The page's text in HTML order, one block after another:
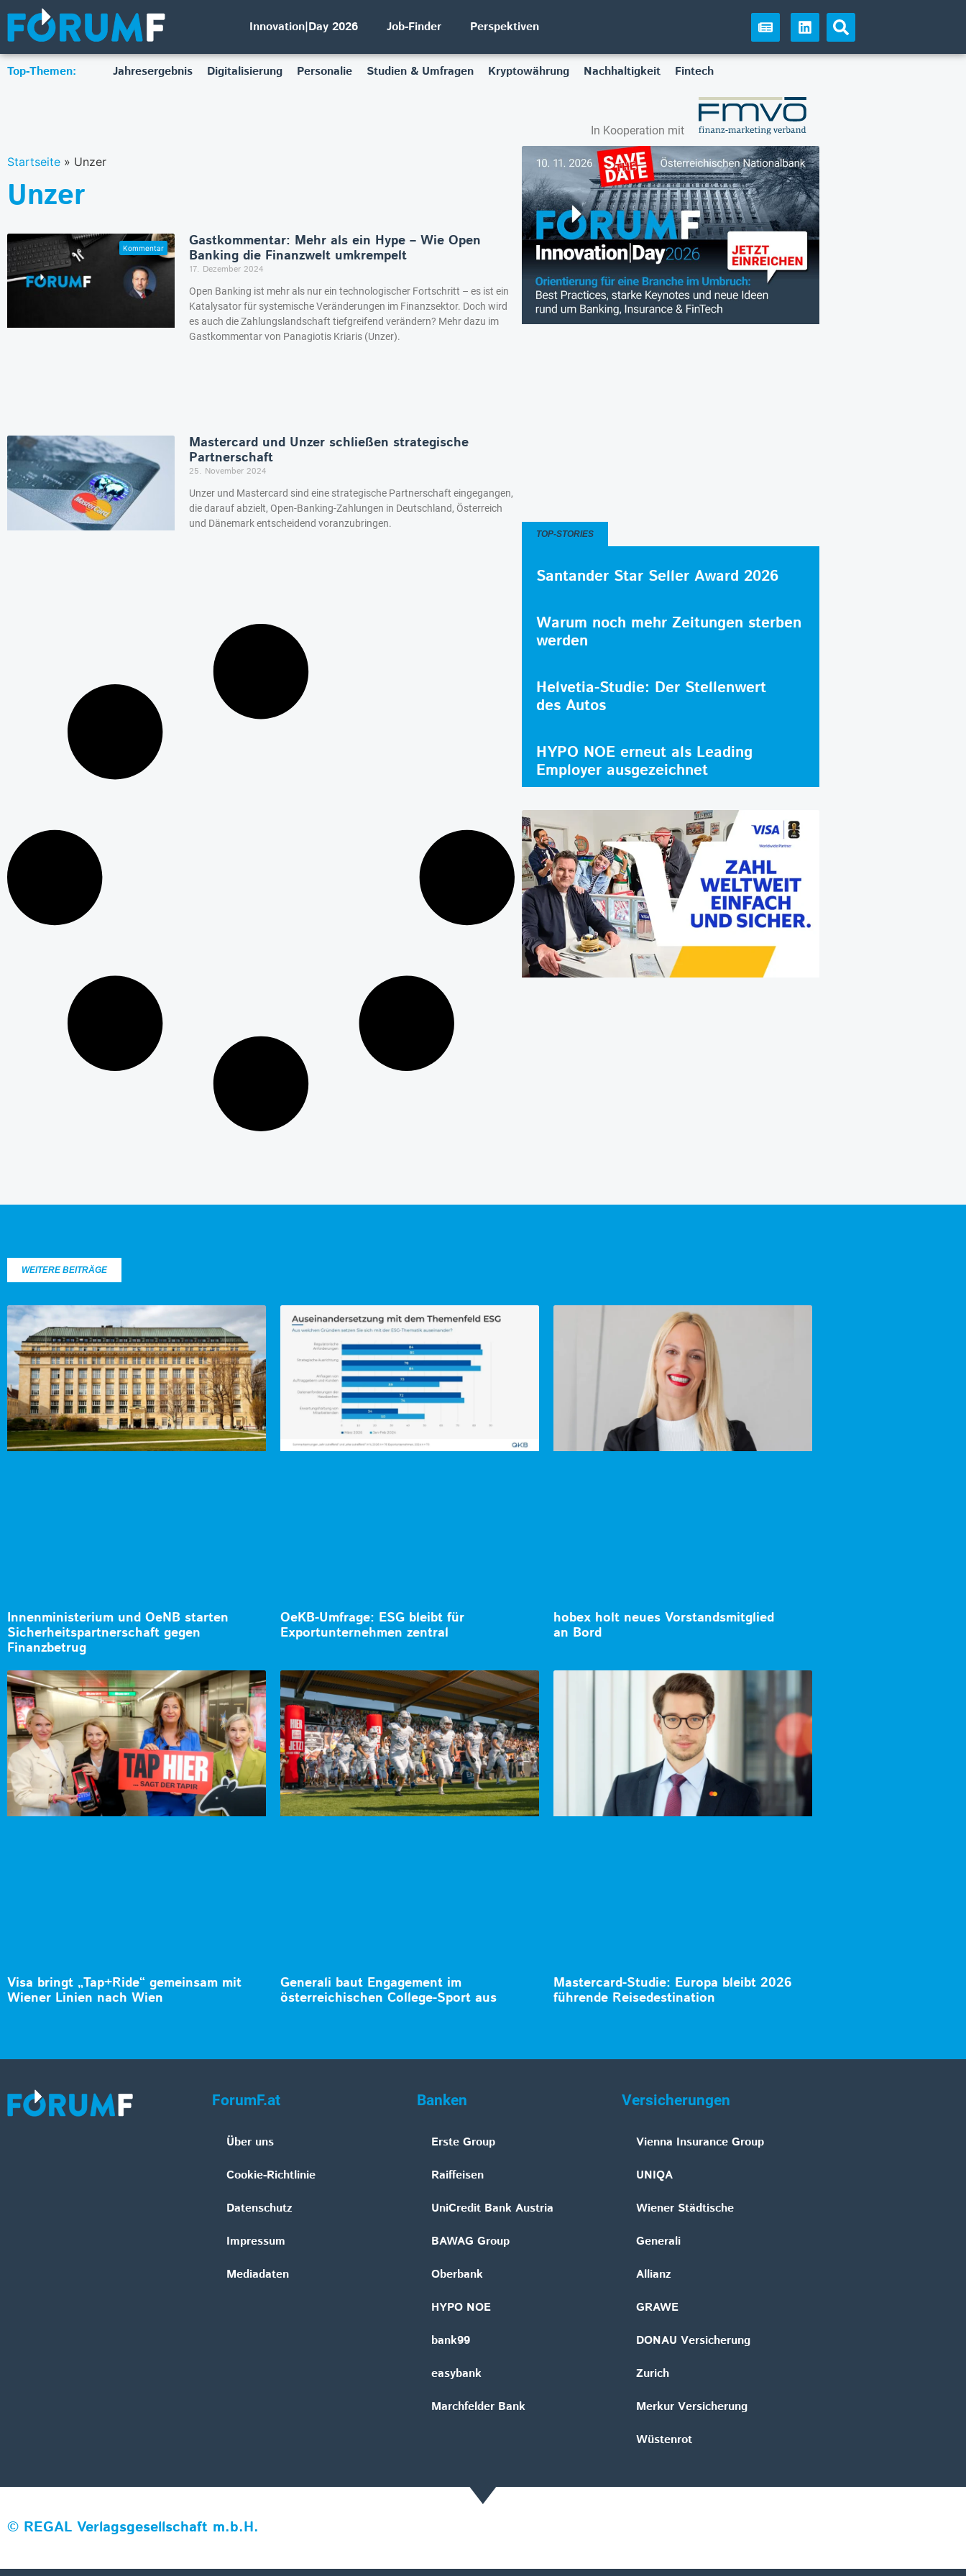
Innovation|Day 2026 Job-Finder Perspektiven
Top-Themen: Jahresergebnis Digitalisierung Personalie Studien & Umfragen Kryptowährung Nachhaltigkeit Fintech
In Kooperation mit
Startseite » Unzer
Unzer
Gastkommentar: Mehr als ein Hype – Wie Open
Banking die Finanzwelt umkrempelt
17. Dezember 2024
Open Banking ist mehr als nur ein technologischer Fortschritt – es ist ein
Katalysator für systemische Veränderungen im Finanzsektor. Doch wird
es auch die Zahlungslandschaft tiefgreifend verändern? Mehr dazu im
Gastkommentar von Panagiotis Kriaris (Unzer).
Mastercard und Unzer schließen strategische
Partnerschaft
25. November 2024
Unzer und Mastercard sind eine strategische Partnerschaft eingegangen,
die darauf abzielt, Open-Banking-Zahlungen in Deutschland, Österreich
und Dänemark entscheidend voranzubringen.
TOP-STORIES
Santander Star Seller Award 2026
Warum noch mehr Zeitungen sterben
werden
Helvetia-Studie: Der Stellenwert
des Autos
HYPO NOE erneut als Leading
Employer ausgezeichnet
WEITERE BEITRÄGE
Innenministerium und OeNB starten
Sicherheitspartnerschaft gegen
Finanzbetrug
OeKB-Umfrage: ESG bleibt für
Exportunternehmen zentral
hobex holt neues Vorstandsmitglied
an Bord
Visa bringt „Tap+Ride“ gemeinsam mit
Wiener Linien nach Wien
Generali baut Engagement im
österreichischen College-Sport aus
Mastercard-Studie: Europa bleibt 2026
führende Reisedestination
ForumF.at
Über uns
Cookie-Richtlinie
Datenschutz
Impressum
Mediadaten
Banken
Erste Group
Raiffeisen
UniCredit Bank Austria
BAWAG Group
Oberbank
HYPO NOE
bank99
easybank
Marchfelder Bank
Versicherungen
Vienna Insurance Group
UNIQA
Wiener Städtische
Generali
Allianz
GRAWE
DONAU Versicherung
Zurich
Merkur Versicherung
Wüstenrot
© REGAL Verlagsgesellschaft m.b.H.